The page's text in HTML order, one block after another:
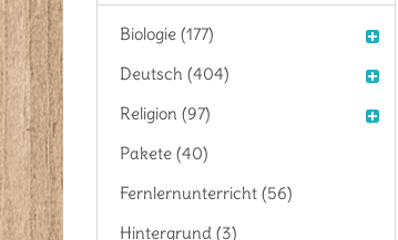
Biologie (177)
Deutsch (404)
Religion (97)
Pakete (40)
Fernlernunterricht (56)
Hintergrund (3)